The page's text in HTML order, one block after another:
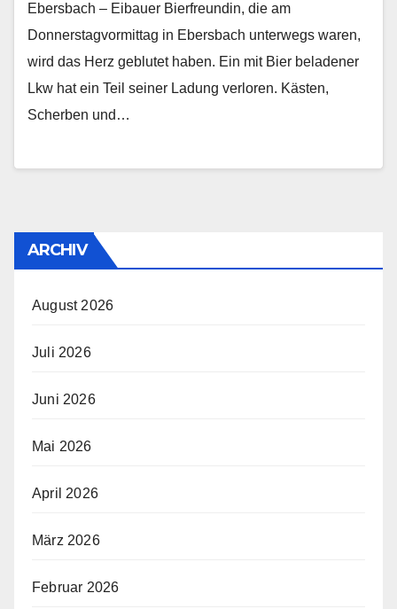
Ebersbach – Eibauer Bierfreundin, die am
Donnerstagvormittag in Ebersbach unterwegs waren,
wird das Herz geblutet haben. Ein mit Bier beladener
Lkw hat ein Teil seiner Ladung verloren. Kästen,
Scherben und…
ARCHIV
August 2026
Juli 2026
Juni 2026
Mai 2026
April 2026
März 2026
Februar 2026